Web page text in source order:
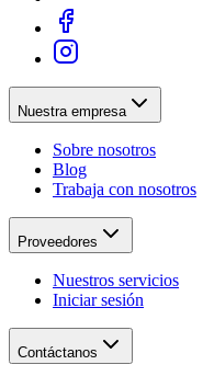
Nuestra empresa
Sobre nosotros
Blog
Trabaja con nosotros
Proveedores
Nuestros servicios
Iniciar sesión
Contáctanos